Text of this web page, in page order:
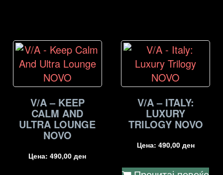
V/A – KEEP
CALM AND
ULTRA LOUNGE
NOVO
Цена:490,00ден
V/A – ITALY:
LUXURY
TRILOGY NOVO
Цена: 490,00 ден